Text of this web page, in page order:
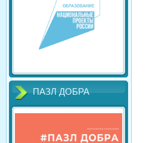
ПАЗЛ ДОБРА